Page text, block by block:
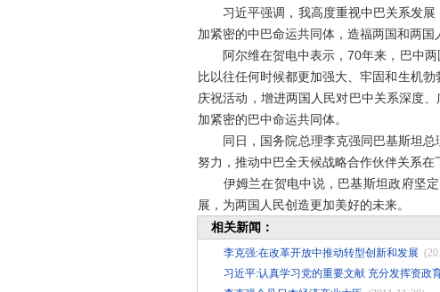
习近平强调，我高度重视中巴关系发展
加紧密的中巴命运共同体，造福两国和两国
阿尔维在贺电中表示，70年来，巴中两
比以往任何时候都更加强大、牢固和生机
庆祝活动，增进两国人民对巴中关系深度
加紧密的巴中命运共同体。
同日，国务院总理李克强同巴基斯坦总
努力，推动中巴全天候战略合作伙伴关系在
伊姆兰在贺电中说，巴基斯坦政府坚定
展，为两国人民创造更加美好的未来。
相关新闻：
李克强:在改革开放中推动转型创新和发展
习近平:认真学习党的重要文献 充分发挥资政